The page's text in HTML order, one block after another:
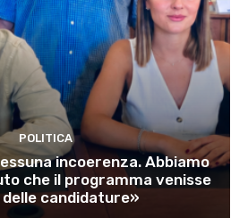
POLITICA
incoerenza. Abbiamo
che il programma venisse
candidature»